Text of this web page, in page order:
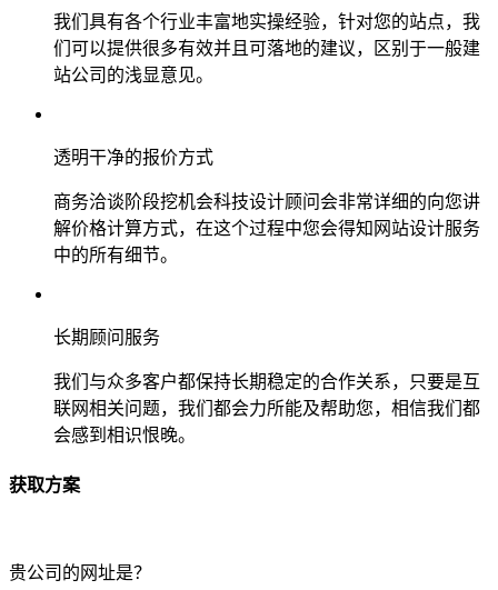
我们具有各个行业丰富地实操经验，针对您的站点，我
们可以提供很多有效并且可落地的建议，区别于一般建
站公司的浅显意见。
透明干净的报价方式
商务洽谈阶段挖机会科技设计顾问会非常详细的向您讲
解价格计算方式，在这个过程中您会得知网站设计服务
中的所有细节。
长期顾问服务
我们与众多客户都保持长期稳定的合作关系，只要是互
联网相关问题，我们都会力所能及帮助您，相信我们都
会感到相识恨晚。
获取方案
贵公司的网址是？